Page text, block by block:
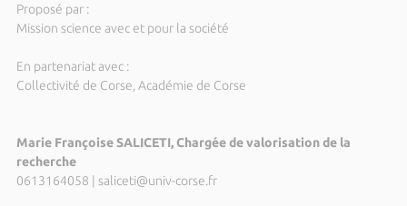
Proposé par :
Mission science avec et pour la société
En partenariat avec :
Collectivité de Corse, Académie de Corse
Marie Françoise SALICETI, Chargée de valorisation de la
recherche
0613164058
saliceti@univ-corse.fr